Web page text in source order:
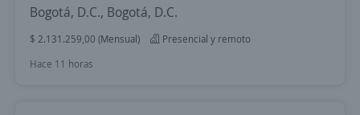
Bogotá, D.C., Bogotá, D.C.
$ 2.131.259,00 (Mensual)
Presencial y remoto
Hace 11 horas